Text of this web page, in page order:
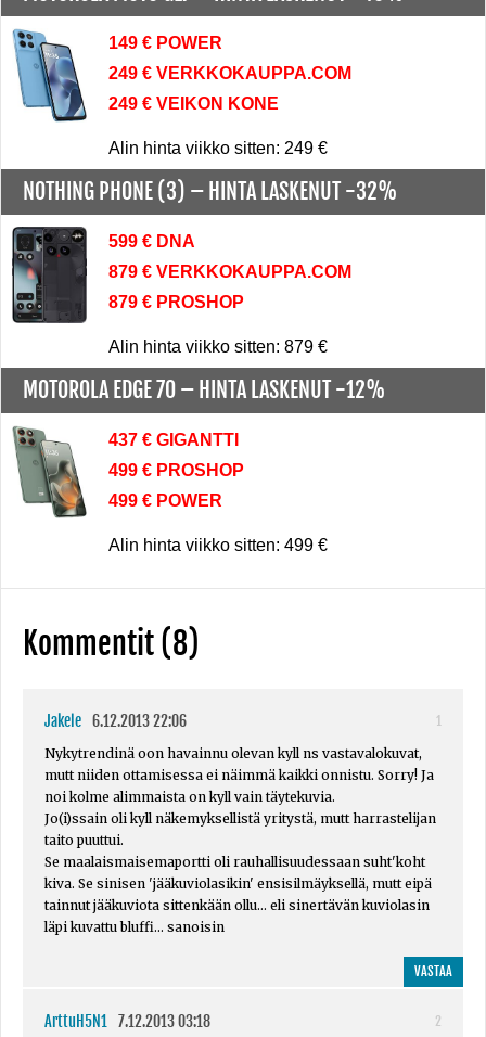
149 € POWER
249 € VERKKOKAUPPA.COM
249 € VEIKON KONE
Alin hinta viikko sitten: 249 €
NOTHING PHONE (3) – HINTA LASKENUT -32%
599 € DNA
879 € VERKKOKAUPPA.COM
879 € PROSHOP
Alin hinta viikko sitten: 879 €
MOTOROLA EDGE 70 – HINTA LASKENUT -12%
437 € GIGANTTI
499 € PROSHOP
499 € POWER
Alin hinta viikko sitten: 499 €
Kommentit (8)
Jakele 6.12.2013 22:06
1
Nykytrendinä oon havainnu olevan kyll ns vastavalokuvat,
mutt niiden ottamisessa ei näimmä kaikki onnistu. Sorry! Ja
noi kolme alimmaista on kyll vain täytekuvia.
Jo(i)ssain oli kyll näkemyksellistä yritystä, mutt harrastelijan
taito puuttui.
Se maalaismaisemaportti oli rauhallisuudessaan suht'koht
kiva. Se sinisen 'jääkuviolasikin' ensisilmäyksellä, mutt eipä
tainnut jääkuviota sittenkään ollu... eli sinertävän kuviolasin
läpi kuvattu bluffi... sanoisin
VASTAA
ArttuH5N1 7.12.2013 03:18
2